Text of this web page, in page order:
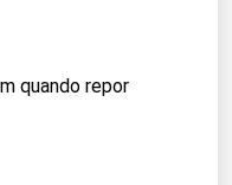
quando repor